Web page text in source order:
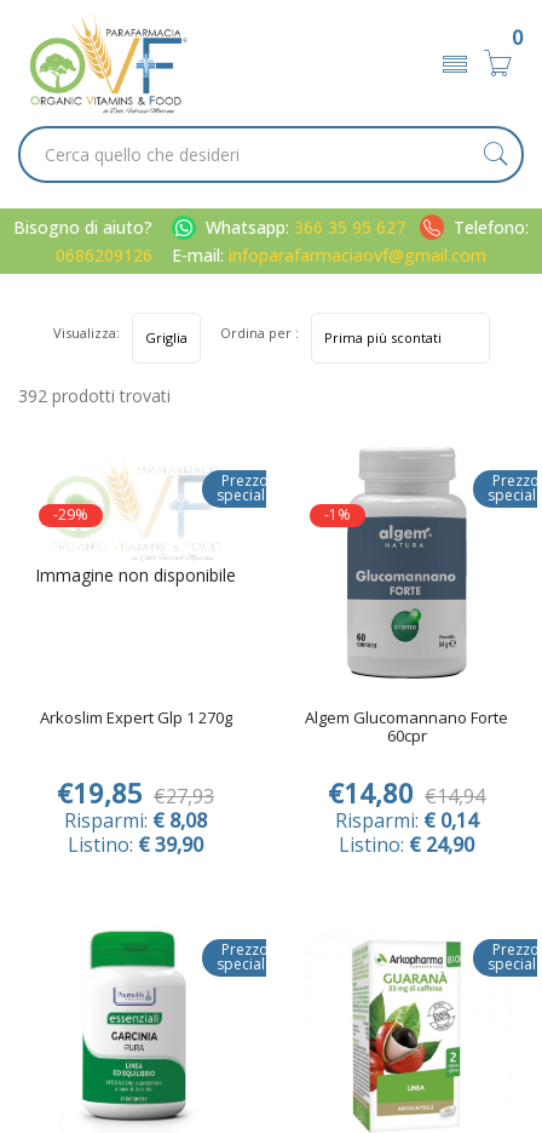
0
Bisogno di aiuto? Whatsapp: 366 35 95 627
Telefono:
0686209126
E-mail: infoparafarmaciaovf@gmail.com
392 prodotti trovati
Visualizza: Ordina per :
Immagine non disponibile
Prezzo
speciale
-29%
Arkoslim Expert Glp 1 270g
€19,85 €27,93
Risparmi: € 8,08
Listino: € 39,90
Prezzo
-1%
Algem Glucomannano Forte
60cpr
€14,80 €14,94
Risparmi: € 0,14
Listino: € 24,90
Prezzo
speciale
Prezzo